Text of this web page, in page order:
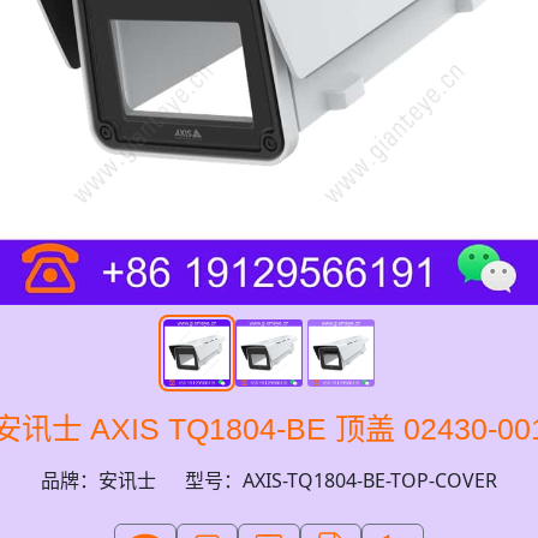
讯士 AXIS TQ1804-BE 顶盖 02430-
品牌：安讯士 型号：AXIS-TQ1804-BE-TOP-COVER